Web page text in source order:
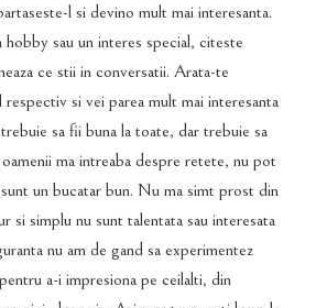
l si devino mult mai interesanta.
sau un interes special, citeste
ce stii in conversatii. Arata-te
respectiv si vei parea mult mai interesanta
sa fii buna la toate, dar trebuie sa
ma intreaba despre retete, nu pot
un bucatar bun. Nu ma simt prost din
si simplu nu sunt talentata sau interesata
nu am de gand sa experimentez
a-i impresiona pe ceilalti, din